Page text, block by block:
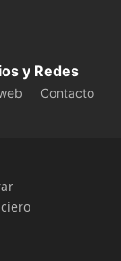
y Redes
Contacto